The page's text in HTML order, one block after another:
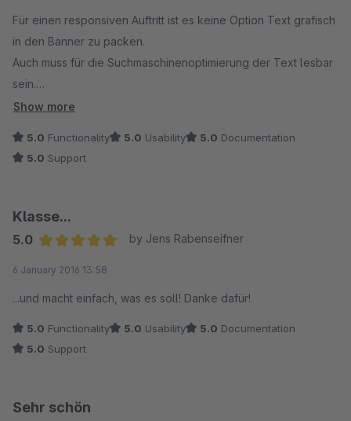
Für einen responsiven Auftritt ist es keine Option Text grafisch
in den Banner zu packen.
Auch muss für die Suchmaschinenoptimierung der Text lesbar
sein.
Auf den Wunsch nach einer Erweiterung für ALT und TITLE
(kostenloses) Update im Store veröffentlicht.
Leider haben andere bereits bewiesen, dass dies nicht
Alle Daumen hoch!
einsetzen und empfehlen.
Show more
5.0 Functionality 5.0 Usability 5.0 Documentation
5.0 Support
Klasse...
5.0
by Jens Rabenseifner
6 January 2016 13:58
...und macht einfach, was es soll! Danke dafür!
5.0 Functionality 5.0 Usability 5.0 Documentation
5.0 Support
Sehr schön